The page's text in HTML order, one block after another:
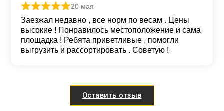
Оценка
20 мая
Заезжал недавно , все норм по весам . Цены
высокие ! Понравилось местоположение и сама
площадка ! Ребята приветливые , помогли
выгрузить и рассортировать . Советую !
Оставить отзыв